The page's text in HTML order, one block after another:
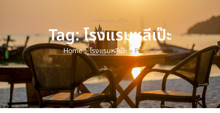
Ananya Lipe
Tag: โรงแรมหลีเป๊ะ
Home»โรงแรมหลีเป๊ะ» Page 3